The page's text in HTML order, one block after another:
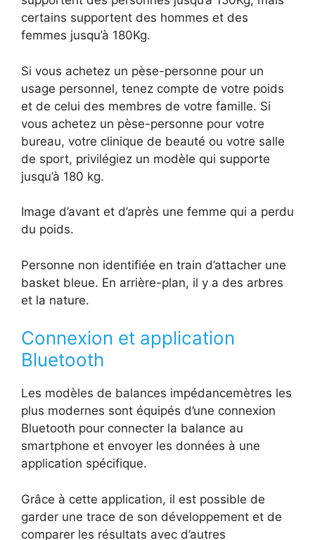
certains supportent des hommes et des
femmes jusqu’à 180Kg.
Si vous achetez un pèse-personne pour un
usage personnel, tenez compte de votre poids
et de celui des membres de votre famille. Si
vous achetez un pèse-personne pour votre
bureau, votre clinique de beauté ou votre salle
de sport, privilégiez un modèle qui supporte
jusqu’à 180 kg.
Image d’avant et d’après une femme qui a perdu
du poids.
Personne non identifiée en train d’attacher une
basket bleue. En arrière-plan, il y a des arbres
et la nature.
Connexion et application
Bluetooth
Les modèles de balances impédancemètres les
plus modernes sont équipés d’une connexion
Bluetooth pour connecter la balance au
smartphone et envoyer les données à une
application spécifique.
Grâce à cette application, il est possible de
garder une trace de son développement et de
comparer les résultats avec d’autres